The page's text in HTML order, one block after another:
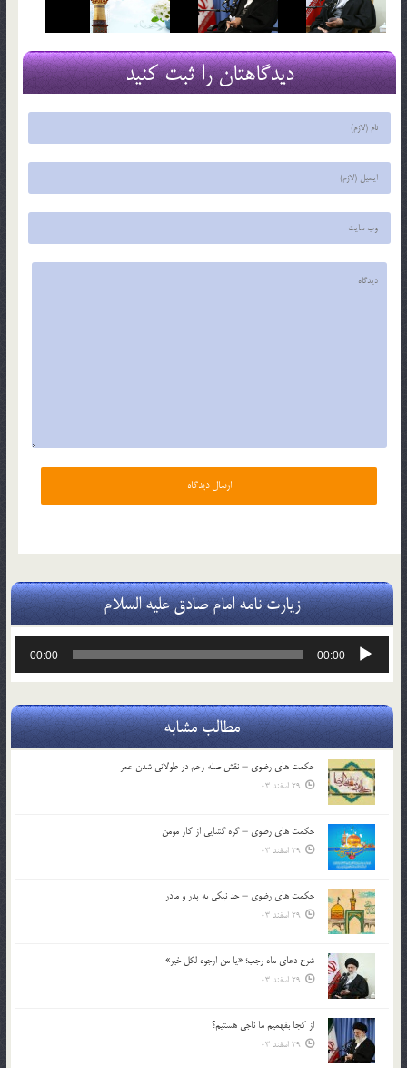
دیدگاهتان را ثبت کنید
زیارت نامه امام صادق علیه السلام
پخش‌کننده
00:00
00:00
مطالب مشابه
حکمت های رضوی – نقش صله رحم در طولانی شدن عمر
29 اسفند 03
حکمت های رضوی – گره گشایی از کار مومن
29 اسفند 03
حکمت های رضوی – حد نیکی به پدر و مادر
29 اسفند 03
شرح دعای ماه رجب؛ «یا من ارجوه لکل خیر»
29 اسفند 03
از كجا بفهميم ما ناجی هستیم؟
29 اسفند 03